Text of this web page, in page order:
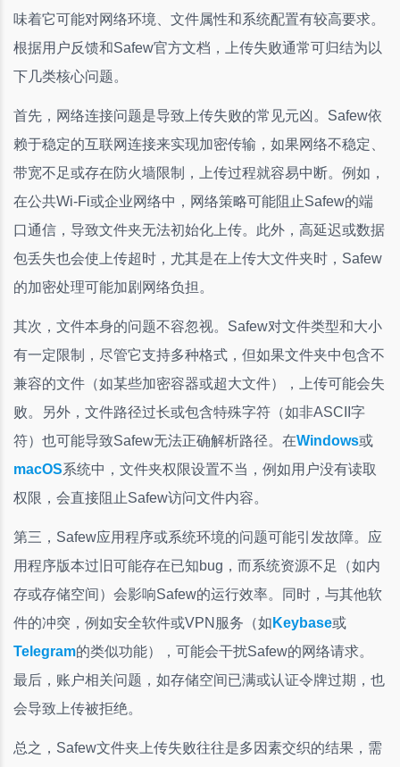
味着它可能对网络环境、文件属性和系统配置有较高要求。
根据用户反馈和Safew官方文档，上传失败通常可归结为以
下几类核心问题。
首先，网络连接问题是导致上传失败的常见元凶。Safew依
赖于稳定的互联网连接来实现加密传输，如果网络不稳定、
带宽不足或存在防火墙限制，上传过程就容易中断。例如，
在公共Wi-Fi或企业网络中，网络策略可能阻止Safew的端
口通信，导致文件夹无法初始化上传。此外，高延迟或数据
包丢失也会使上传超时，尤其是在上传大文件夹时，Safew
的加密处理可能加剧网络负担。
其次，文件本身的问题不容忽视。Safew对文件类型和大小
有一定限制，尽管它支持多种格式，但如果文件夹中包含不
兼容的文件（如某些加密容器或超大文件），上传可能会失
败。另外，文件路径过长或包含特殊字符（如非ASCII字
符）也可能导致Safew无法正确解析路径。在Windows或
macOS系统中，文件夹权限设置不当，例如用户没有读取
权限，会直接阻止Safew访问文件内容。
第三，Safew应用程序或系统环境的问题可能引发故障。应
用程序版本过旧可能存在已知bug，而系统资源不足（如内
存或存储空间）会影响Safew的运行效率。同时，与其他软
件的冲突，例如安全软件或VPN服务（如 Keybase或
Telegram的类似功能），可能会干扰Safew的网络请求。
最后，账户相关问题，如存储空间已满或认证令牌过期，也
会导致上传被拒绝。
总之，Safew文件夹上传失败往往是多因素交织的结果，需